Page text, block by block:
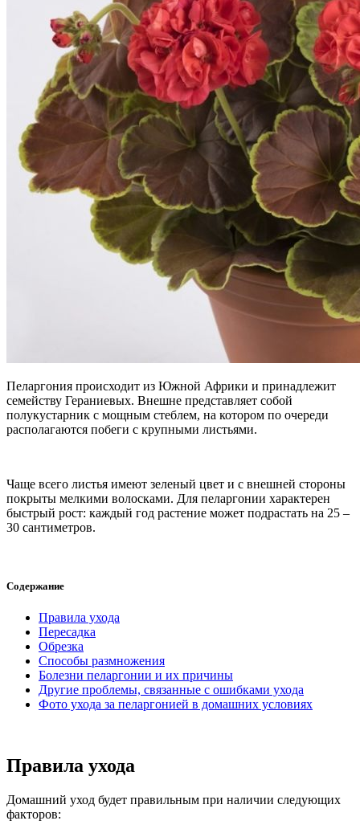
Пеларгония происходит из Южной Африки и принадлежит
семейству Гераниевых. Внешне представляет собой
полукустарник с мощным стеблем, на котором по очереди
располагаются побеги с крупными листьями.
Чаще всего листья имеют зеленый цвет и с внешней стороны
покрыты мелкими волосками. Для пеларгонии характерен
быстрый рост: каждый год растение может подрастать на 25 –
30 сантиметров.
Содержание
Правила ухода
Пересадка
Обрезка
Способы размножения
Болезни пеларгонии и их причины
Другие проблемы, связанные с ошибками ухода
Фото ухода за пеларгонией в домашних условиях
Правила ухода
Домашний уход будет правильным при наличии следующих
факторов: